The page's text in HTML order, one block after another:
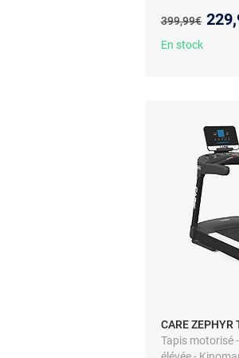
maximale
balais 3CV,
Ancien prix :
399,99€
En stock
CARE
Tapis motorisé